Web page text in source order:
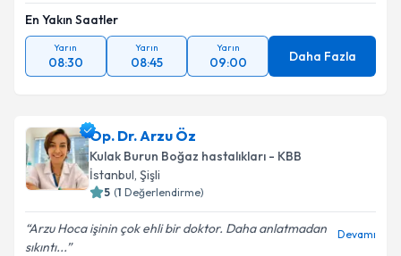
En Yakın Saatler
Yarın
08:30
Yarın
08:45
Yarın
09:00 Daha Fazla
Op. Dr. Arzu Öz
Kulak Burun Boğaz hastalıkları - KBB
İstanbul, Şişli
5 (1 Değerlendirme)
Arzu Hoca işinin çok ehli bir doktor. Daha anlatmadan
sıkıntı...
Devamı